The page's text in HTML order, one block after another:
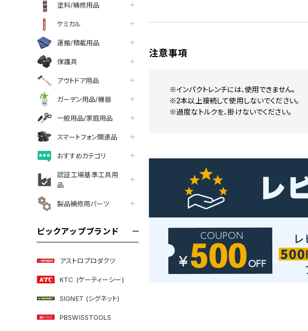
塗料/補修用品
ケミカル
運搬/積載用品
保護具
アウトドア用品
ガーデン用品/機器
一般用品/家庭用品
スマートフォン関連品
おすすめカテゴリ
認証工場基準工具用
品
製品補修用パーツ
ピックアップブランド
アストロプロダクツ
KTC (ケーティーシー)
SIGNET (シグネット)
PBSWISSTOOLS
注意事項
※インパクトレンチには、使用できません。
※2本以上接続して使用しないでください。
※過度なトルクを、掛けないでください。